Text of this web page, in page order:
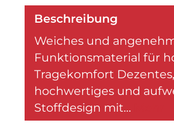
Beschreibung
Weiches und
Funktionsmaterial für
Tragekomfort
hochwertiges und
Stoffdesign mit…